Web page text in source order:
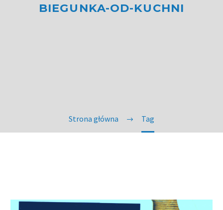
BIEGUNKA-OD-KUCHNI
Strona główna Tag